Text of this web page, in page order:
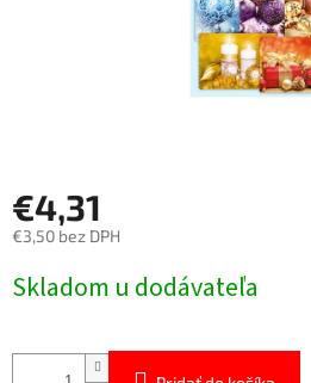
€4,31
€3,50 bez DPH
cena:
Skladom u dodávateľa